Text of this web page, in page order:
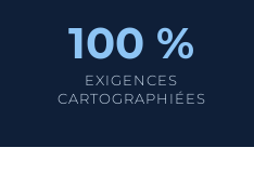
100 %
EXIGENCES
CARTOGRAPHIÉES